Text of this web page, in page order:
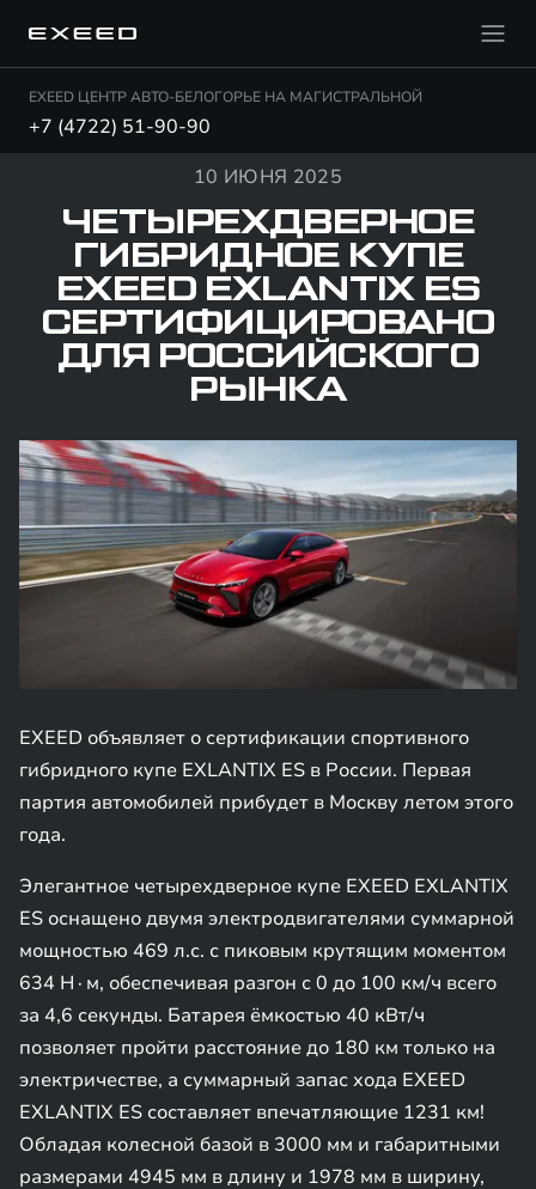
EXEED ЦЕНТР АВТО-БЕЛОГОРЬЕ НА МАГИСТРАЛЬНОЙ
+7 (4722) 51-90-90
10 ИЮНЯ 2025
ЧЕТЫРЕХДВЕРНОЕ
ГИБРИДНОЕ КУПЕ
EXEED EXLANTIX ES
СЕРТИФИЦИРОВАНО
ДЛЯ РОССИЙСКОГО
РЫНКА
EXEED объявляет о сертификации спортивного
гибридного купе EXLANTIX ES в России. Первая
партия автомобилей прибудет в Москву летом этого
года.
Элегантное четырехдверное купе EXEED EXLANTIX
ES оснащено двумя электродвигателями суммарной
мощностью 469 л.с. с пиковым крутящим моментом
634 Н∙м, обеспечивая разгон с 0 до 100 км/ч всего
за 4,6 секунды. Батарея ёмкостью 40 кВт/ч
позволяет пройти расстояние до 180 км только на
электричестве, а суммарный запас хода EXEED
EXLANTIX ES составляет впечатляющие 1231 км!
Обладая колесной базой в 3000 мм и габаритными
размерами 4945 мм в длину и 1978 мм в ширину,